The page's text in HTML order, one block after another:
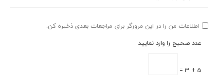
اطلاعات من را در این مرورگر برای مراجعات بعدی ذخیره کن.
عدد صحیح را وارد نمایید
5 + 3 =